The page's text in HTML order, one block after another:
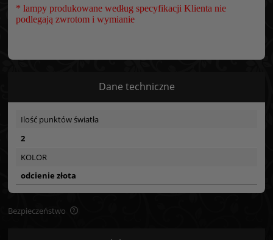
* lampy produkowane według specyfikacji Klienta nie
podlegają zwrotom i wymianie
Dane techniczne
Ilość punktów światła
2
KOLOR
odcienie złota
Bezpieczeństwo